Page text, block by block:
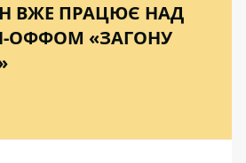
ВЖЕ ПРАЦЮЄ НАД
ОФФОМ «ЗАГОНУ